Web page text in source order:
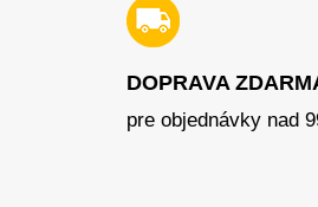
DOPRAVA
pre objednávky nad